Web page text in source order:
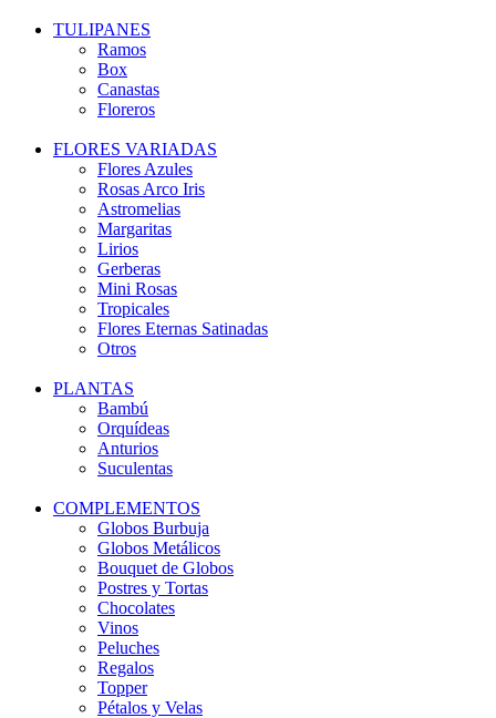
TULIPANES
Ramos
Box
Canastas
Floreros
FLORES VARIADAS
Flores Azules
Rosas Arco Iris
Astromelias
Margaritas
Lirios
Gerberas
Mini Rosas
Tropicales
Flores Eternas Satinadas
Otros
PLANTAS
Bambú
Orquídeas
Anturios
Suculentas
COMPLEMENTOS
Globos Burbuja
Globos Metálicos
Bouquet de Globos
Postres y Tortas
Chocolates
Vinos
Peluches
Regalos
Topper
Pétalos y Velas